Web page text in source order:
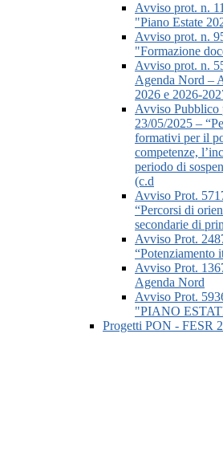
Avviso prot. n.
"Piano Estate
Avviso prot. n.
"Formazione
Avviso prot. n.
Agenda Nord –
2026 e 2026-
Avviso Pubblico
23/05/2025 –
formativi per il
competenze,
periodo di
(c.d
Avviso Prot.
“Percorsi di
secondarie di
Avviso Prot.
“Potenziamento
Avviso Prot.
Agenda Nord
Avviso Prot.
"PIANO
Progetti PON - FESR